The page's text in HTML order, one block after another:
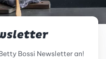
Bossi Newsletter an!